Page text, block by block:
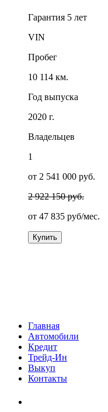
Гарантия 5 лет
VIN
Пробег
10 114 км.
Год выпуска
2020 г.
Владельцев
1
от 2 541 000 руб.
2 922 150 руб.
от 47 835 руб/мес.
Купить
Главная
Автомобили
Кредит
Трейд-Ин
Выкуп
Контакты